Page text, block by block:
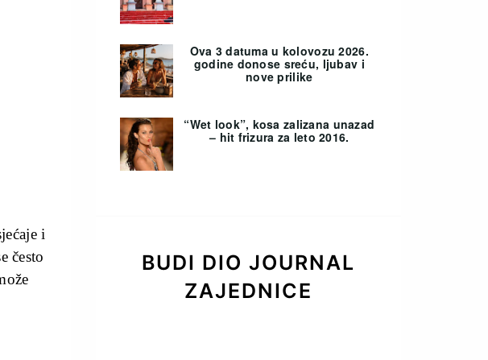
i
često
Ova 3 datuma u kolovozu 2026.
godine donose sreću, ljubav i
nove prilike
“Wet look”, kosa zalizana unazad
– hit frizura za leto 2016.
BUDI DIO JOURNAL
ZAJEDNICE